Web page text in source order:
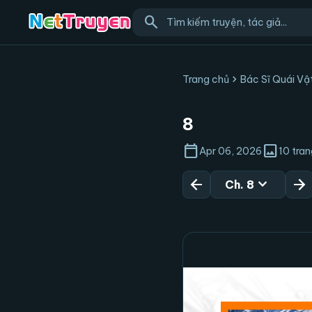
search
Trang chủ chevron_right Bác Sĩ Quái
8
calendar_todayApr 06, 2026 image10
arrow_back Ch. 8 expand_more arrow_forward